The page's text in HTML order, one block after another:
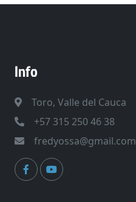
Info
Toro, Valle del Cauca
+57 315 250 46 38
fredyossa@gmail.com